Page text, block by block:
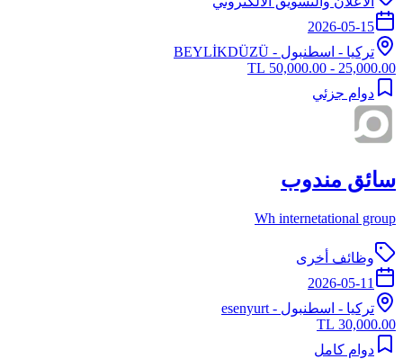
2026-05-15
تركيا - اسطنبول - BEYLİKDÜZÜ
25,000.00 - 50,000.00 TL
دوام جزئي
سائق مندوب
Wh internetational group
وظائف أخرى
2026-05-11
تركيا - اسطنبول - esenyurt
30,000.00 TL
دوام كامل